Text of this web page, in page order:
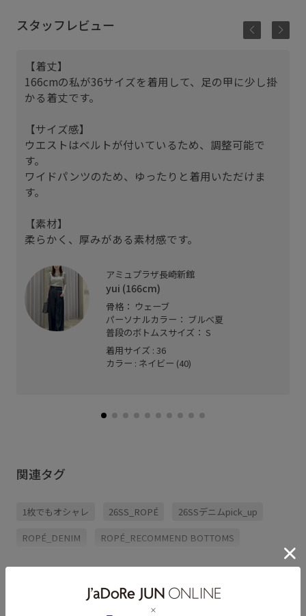
スタッフレビュー
【着丈】
166cmの私が36サイズを着用して、足の甲に少し掛
かる着丈です。
【サイズ感】
ウエストはベルトが付いているため、調整可能で
す。
ワイドパンツのため、ゆったりと着用いただけま
す。
【素材】
柔らかく、厚みがある素材感です。
アミュプラザ長崎新館
yui (166cm)
骨格： ウェーブ
パーソナルカラー： ブルべ夏
普段のボトムスサイズ： S
着用サイズ : 36
カラー : ネイビー (40)
関連タグ
1枚でもオシャレ 26SS_ROPÉ 26SSデニムpick_up
ROPÉ_DENIM ROPÉ_RECOMMEND BOTTOMS
ROPÉ_オフィスカジュアル Sサイズフェア対象
オフィス オフィスカジュアル